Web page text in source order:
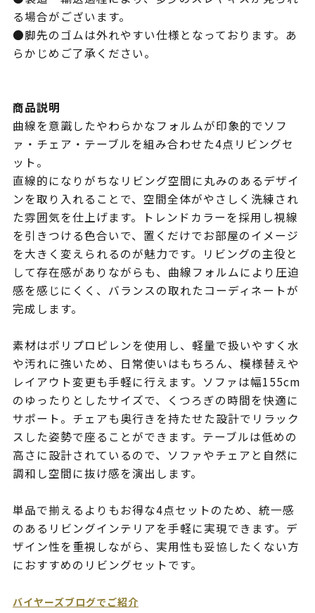
る場合がございます。
●脚先のゴムは外れやすい仕様となっております。あ
らかじめご了承ください。
商品説明
曲線を意識したやわらかなフォルムが印象的でソフ
ァ・チェア・テーブルを組み合わせた4点リビングセ
ット。
直線的になりがちなリビング空間に丸みのあるデザイ
ンを取り入れることで、空間全体がやさしく洗練され
た雰囲気を仕上げます。トレンドカラーを採用し視線
を引きつける色合いで、置くだけでお部屋のイメージ
を大きく変えられるのが魅力です。リビングの主役と
して存在感がありながらも、曲線フォルムにより圧迫
感を感じにくく、バランスの取れたコーディネートが
完成します。
素材はポリプロピレンを使用し、軽量で扱いやすく水
や汚れに強いため、日常使いはもちろん、模様替えや
レイアウト変更も手軽に行えます。ソファは幅155cm
のゆったりとしたサイズで、くつろぎの時間を快適に
サポート。チェアも奥行きを持たせた設計でリラック
スした姿勢で座ることができます。テーブルは低めの
高さに設計されているので、ソファやチェアと自然に
調和し空間に抜け感を演出します。
単品で揃えるよりもお得な4点セットのため、統一感
のあるリビングインテリアを手軽に実現できます。デ
ザイン性を重視しながら、実用性も妥協したくない方
におすすめのリビングセットです。
バイヤーズブログでご紹介